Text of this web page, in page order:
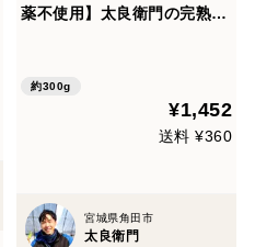
薬不使用】太良衛門の完熟赤
直送
約300g
¥1,452
送料 ¥360
宮城県角田市
太良衛門